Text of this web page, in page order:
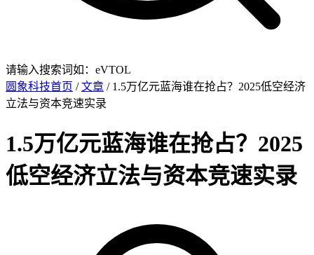
请输入搜索词如：eVTOL
圆象科技首页 /文章 / 1.5万亿元蓝海谁在抢占？2025低空经济
立法与资本竞速实录
1.5万亿元蓝海谁在抢占？2025
低空经济立法与资本竞速实录